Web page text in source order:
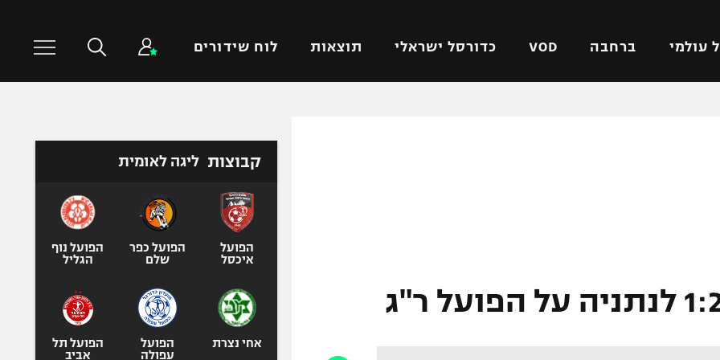
עולמי ברחבה VOD כדורסל ישראלי תוצאות לוח שידורים
ליגה צרפתית
הפועל ירושלים
דני אבדיה
טניס
כדורעף
אגרוף
ספורט אולימפי
קבוצות ליגה לאומית
הפועל
איכסל
הפועל כפר
שלם
הפועל נוף
הגליל
אחי נצרת
הפועל
עפולה
הפועל תל
אביב